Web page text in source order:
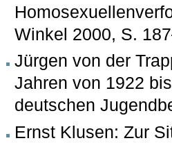
Winkel 2000, S.
Jürgen von der
Jahren von 1922
deutschen
Ernst Klusen: Zur